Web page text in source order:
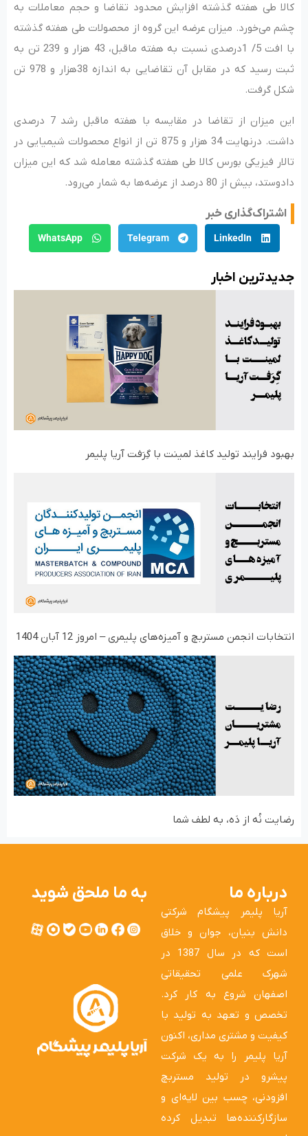
کالا طی هفته گذشته افزایش محدود تقاضا و حجم معاملات به
چشم می‌خورد. میزان عرضه این گروه از محصولات طی هفته گذشته
با افت 5/ 1درصدی نسبت به هفته ماقبل، 43 هزار و 239 تن به
ثبت رسید که در مقابل آن تقاضایی به اندازه 38هزار و 978 تن
شکل گرفت.
این میزان از تقاضا در مقایسه با هفته ماقبل رشد 7 درصدی
داشت. درنهایت 34 هزار و 875 تن از انواع محصولات شیمیایی در
تالار فیزیکی بورس کالا طی هفته گذشته معامله شد که این میزان
دادوستد، بیش از 80 درصد از عرضه‌‌‌ها به شمار می‌رود.
اشتراک‌گذاری خبر
LinkedIn
Telegram
WhatsApp
جدید‌ترین اخبار
بهبود فرایند تولید کاغذ لمینت با گِرَفت آریا پلیمر
انتخابات انجمن مستربچ و آمیزه‌های پلیمری – امروز 12 آبان 1404
رضایت نُه از دَه، به لطف شما
درباره ما
آریا پلیمر پیشگام شرکتی
دانش بنیان، جوان و خلاق
است که در سال 1387 در
شهرک علمی تحقیقاتی
اصفهان شروع به کار کرد.
تخصص و تعهد به تولید با
کیفیت و مشتری مداری، اکنون
آریا پلیمر را به یک شرکت
پیشرو در تولید مستربچ
افزودنی، چسب بین لایه‌ای و
سازگارکننده‌ها تبدیل کرده
به ما ملحق شوید